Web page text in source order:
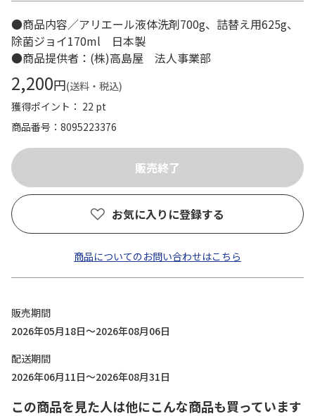
●商品内容／アリエール液体洗剤700g、詰替え用625g、
除菌ジョイ170ml 日本製
●商品提供者：(株)高島屋 法人事業部
2,200円(送料・税込)
獲得ポイント： 22 pt
商品番号
8095223376
お気に入りに登録する
商品についてのお問い合わせはこちら
販売期間
2026年05月18日～2026年08月06日
配送期間
2026年06月11日～2026年08月31日
この商品を見た人は他にこんな商品も買っています